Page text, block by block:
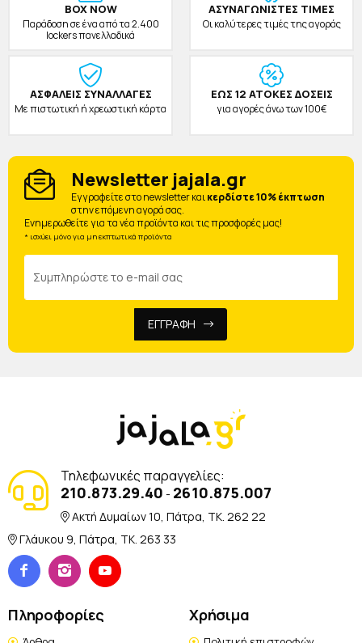
BOX NOW
Παράδοση σε ένα από τα 2.400
lockers πανελλαδικά
ΑΣΥΝΑΓΩΝΙΣΤΕΣ ΤΙΜΕΣ
Οι καλύτερες τιμές της αγοράς
ΑΣΦΑΛΕΙΣ ΣΥΝΑΛΛΑΓΕΣ
Με πιστωτική ή χρεωστική κάρτα
ΕΩΣ 12 ΑΤΟΚΕΣ ΔΟΣΕΙΣ
για αγορές άνω των 100€
Newsletter jajala.gr
Eγγραφείτε στο newsletter καικερδίστε 10% έκπτωση
στην επόμενη αγορά σας.
Ενημερωθείτε για τα νέα προϊόντα και τις προσφορές μας!
* ισχύει μόνο για μη εκπτωτικά προϊόντα
ΕΓΓΡΑΦΗ
Τηλεφωνικές παραγγελίες:
210.873.29.40 - 2610.875.007
Ακτή Δυμαίων 10, Πάτρα, TK. 262 22
Γλάυκου 9, Πάτρα, TK. 263 33
Πληροφορίες Χρήσιμα